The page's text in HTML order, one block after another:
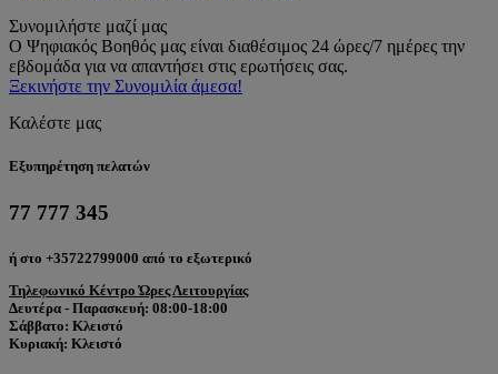
Συνομιλήστε μαζί μας
Ο Ψηφιακός Βοηθός μας είναι διαθέσιμος 24 ώρες/7 ημέρες την
εβδομάδα για να απαντήσει στις ερωτήσεις σας.
Ξεκινήστε την Συνομιλία άμεσα!
Καλέστε μας
Εξυπηρέτηση πελατών
77 777 345
ή στο +35722799000 από το εξωτερικό
Τηλεφωνικό Κέντρο Ώρες Λειτουργίας
Δευτέρα - Παρασκευή: 08:00-18:00
Σάββατο: Κλειστό
Κυριακή: Κλειστό